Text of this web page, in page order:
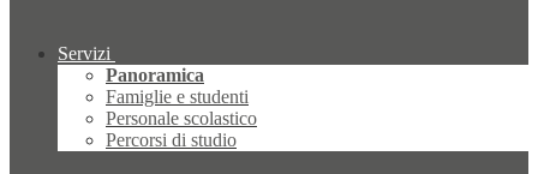
Servizi
Panoramica
Famiglie e studenti
Personale scolastico
Percorsi di studio